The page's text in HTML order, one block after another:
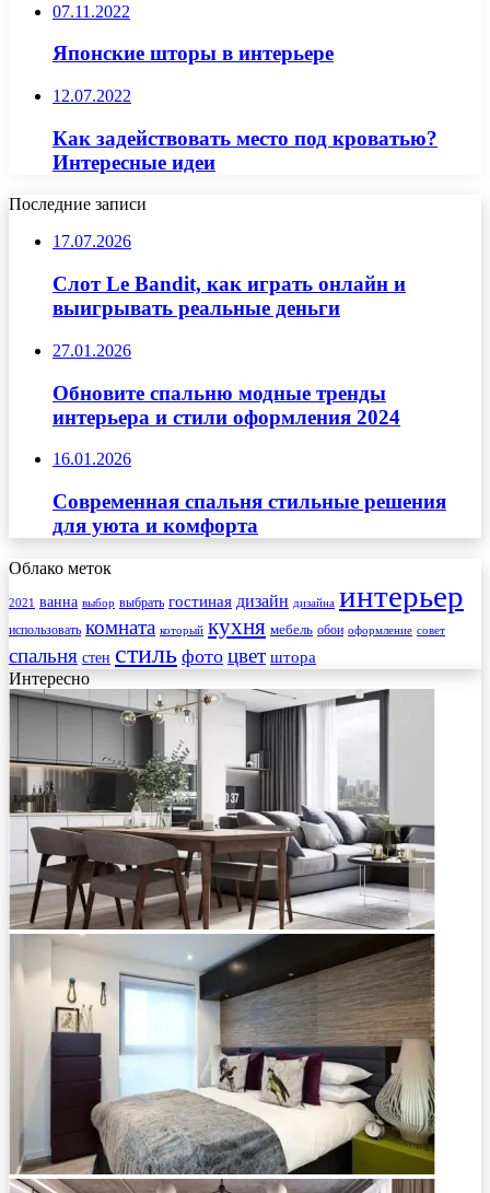
07.11.2022
Японские шторы в интерьере
12.07.2022
Как задействовать место под кроватью?
Интересные идеи
Последние записи
17.07.2026
Слот Le Bandit, как играть онлайн и
выигрывать реальные деньги
27.01.2026
Обновите спальню модные тренды
интерьера и стили оформления 2024
16.01.2026
Современная спальня стильные решения
для уюта и комфорта
Облако меток
2021 ванна выбор выбрать гостиная дизайн дизайна интерьер
использовать комната который кухня мебель обои оформление совет
спальня стен стиль фото цвет штора
Интересно